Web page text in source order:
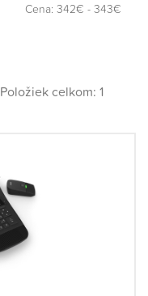
Cena: 342€ - 343€
Položiek celkom: 1